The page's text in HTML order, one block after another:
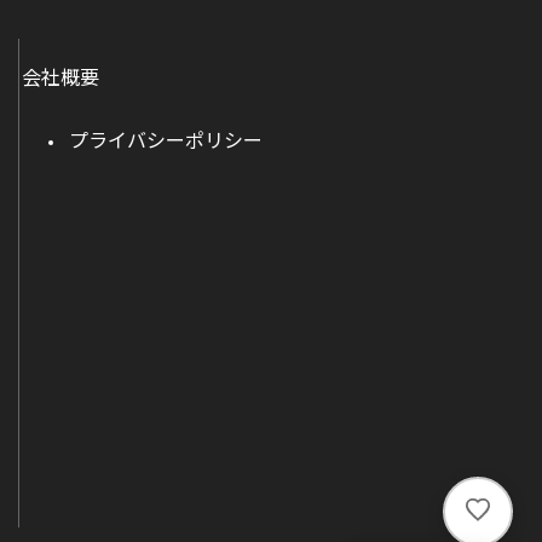
い
会社概要
プライバシーポリシー